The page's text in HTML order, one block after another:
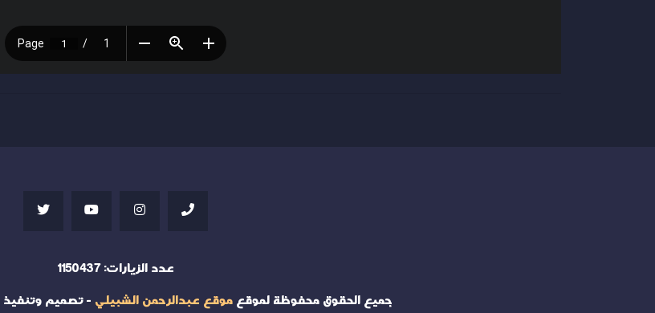
عدد الزيارات:1150437
جميع الحقوق محفوظة لموقعموقع عبدالرحمن الشبيلي - تصميم وتنفيذ